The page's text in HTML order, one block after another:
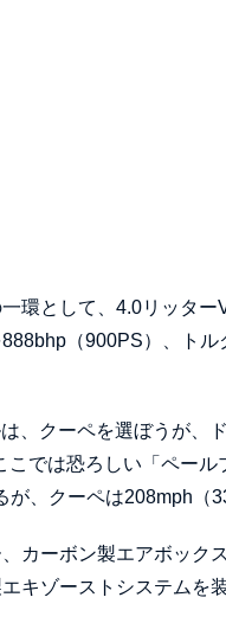
環として、4.0リッタ
（900PS）、ト
、クーペを選ぼうが、
では恐ろしい「ペー
、クーペは208mph（
カーボン製エアボック
キゾーストシステムを